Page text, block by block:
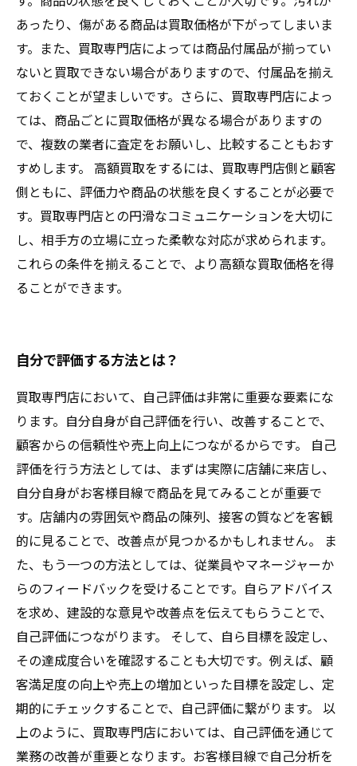
あったり、傷がある商品は買取価格が下がってしまいま
す。また、買取専門店によっては商品付属品が揃ってい
ないと買取できない場合がありますので、付属品を揃え
ておくことが望ましいです。さらに、買取専門店によっ
ては、商品ごとに買取価格が異なる場合がありますの
で、複数の業者に査定をお願いし、比較することもおす
すめします。 高額買取をするには、買取専門店側と顧客
側ともに、評価力や商品の状態を良くすることが必要で
す。買取専門店との円滑なコミュニケーションを大切に
し、相手方の立場に立った柔軟な対応が求められます。
これらの条件を揃えることで、より高額な買取価格を得
ることができます。
自分で評価する方法とは？
買取専門店において、自己評価は非常に重要な要素にな
ります。自分自身が自己評価を行い、改善することで、
顧客からの信頼性や売上向上につながるからです。 自己
評価を行う方法としては、まずは実際に店舗に来店し、
自分自身がお客様目線で商品を見てみることが重要で
す。店舗内の雰囲気や商品の陳列、接客の質などを客観
的に見ることで、改善点が見つかるかもしれません。 ま
た、もう一つの方法としては、従業員やマネージャーか
らのフィードバックを受けることです。自らアドバイス
を求め、建設的な意見や改善点を伝えてもらうことで、
自己評価につながります。 そして、自ら目標を設定し、
その達成度合いを確認することも大切です。例えば、顧
客満足度の向上や売上の増加といった目標を設定し、定
期的にチェックすることで、自己評価に繋がります。 以
上のように、買取専門店においては、自己評価を通じて
業務の改善が重要となります。お客様目線で自己分析を